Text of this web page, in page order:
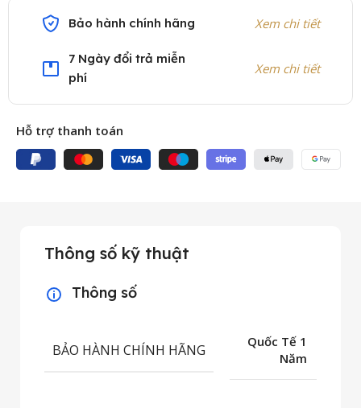
Bảo hành chính hãng Xem chi tiết
7 Ngày đổi trả miễn
phí
Xem chi tiết
Hỗ trợ thanh toán
Thông số kỹ thuật
Thông số
BẢO HÀNH CHÍNH HÃNG
Quốc Tế 1
Năm